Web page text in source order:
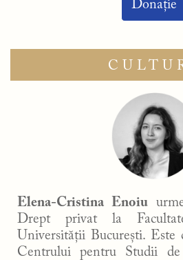
Donație
Elena-Cristina Enoiu
Drept privat la
Universității București. Este
Centrului pentru Studii